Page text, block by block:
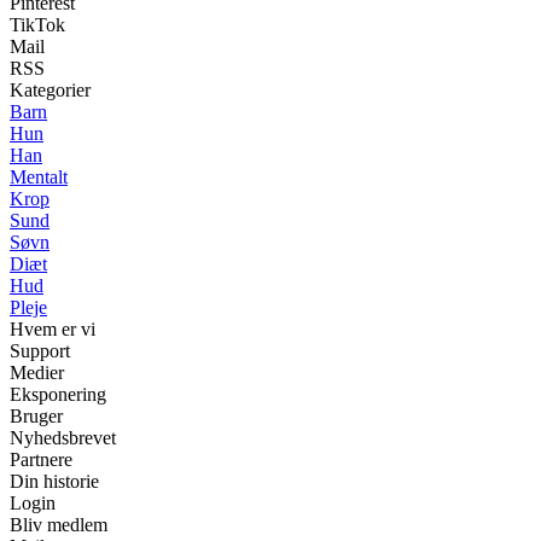
TikTok
Mail
RSS
Kategorier
Barn
Hun
Han
Mentalt
Krop
Sund
Søvn
Diæt
Hud
Pleje
Hvem er vi
Support
Medier
Eksponering
Bruger
Nyhedsbrevet
Partnere
Din historie
Login
Bliv medlem